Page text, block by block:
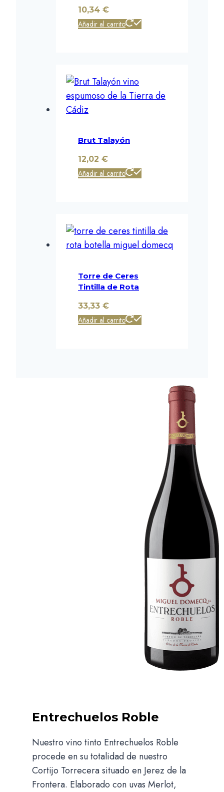
10,34 €
Añadir al carrito
Brut Talayón
12,02 €
Añadir al carrito
Torre de Ceres
Tintilla de Rota
33,33 €
Añadir al carrito
Entrechuelos Roble
Nuestro vino tinto Entrechuelos Roble
procede en su totalidad de nuestro
Cortijo Torrecera situado en Jerez de la
Frontera. Elaborado con uvas Merlot,